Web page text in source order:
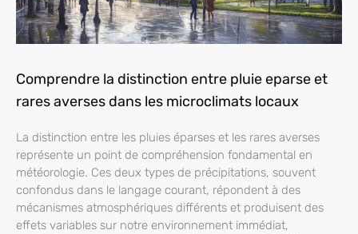
Comprendre la distinction entre pluie eparse et
rares averses dans les microclimats locaux
La distinction entre les pluies éparses et les rares averses
représente un point de compréhension fondamental en
météorologie. Ces deux types de précipitations, souvent
confondus dans le langage courant, répondent à des
mécanismes atmosphériques différents et produisent des
effets variables sur notre environnement immédiat,